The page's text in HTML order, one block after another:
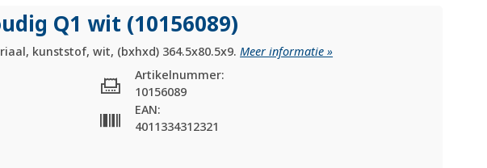
Q1 wit (10156089)
kunststof, wit, (bxhxd) 364.5x80.5x9.Meer informatie »
Artikelnummer:
10156089
EAN:
4011334312321